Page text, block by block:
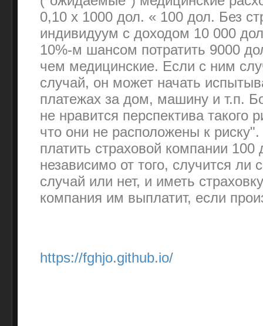
0,10 х 1000 дол. « 100 дол. Без
индивидуум с доходом 10 000
10%-м шансом потратить 9000
чем медицинские. Если с ним
случай, он может начать
платежах за дом, машину и т.п.
не нравится перспектива такого
что они не расположены к
платить страховой компании
независимо от того, случится ли
случай или нет, и иметь
компания им выплатит, если
https://fghjo.github.io/